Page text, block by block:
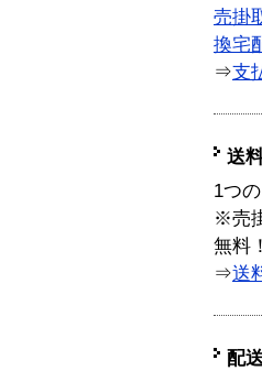
売掛
換宅
⇒支
送
1つ
※売
無料！
⇒送
配